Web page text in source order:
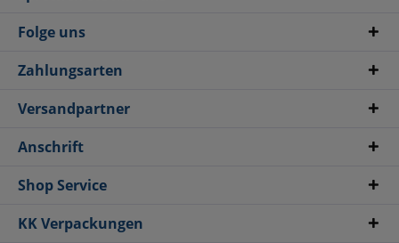
Folge uns
Zahlungsarten
Versandpartner
Anschrift
Shop Service
KK Verpackungen